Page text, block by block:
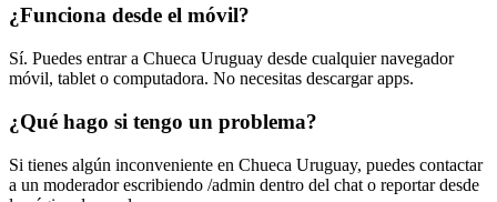
¿Funciona desde el móvil?
Sí. Puedes entrar a Chueca Uruguay desde cualquier navegador
móvil, tablet o computadora. No necesitas descargar apps.
¿Qué hago si tengo un problema?
Si tienes algún inconveniente en Chueca Uruguay, puedes contactar
a un moderador escribiendo /admin dentro del chat o reportar desde